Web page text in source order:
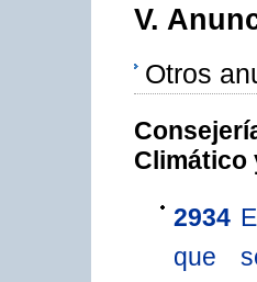
V.
Otros
Climático
2934
que